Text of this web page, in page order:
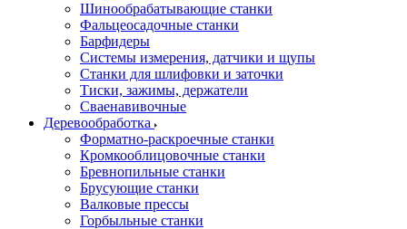
Шинообрабатывающие станки
Фальцеосадочные станки
Барфидеры
Системы измерения, датчики и щупы
Станки для шлифовки и заточки
Тиски, зажимы, держатели
Cваенавивочные
Деревообработка
Форматно-раскроечные станки
Кромкооблицовочные станки
Бревнопильные станки
Брусующие станки
Валковые прессы
Горбыльные станки